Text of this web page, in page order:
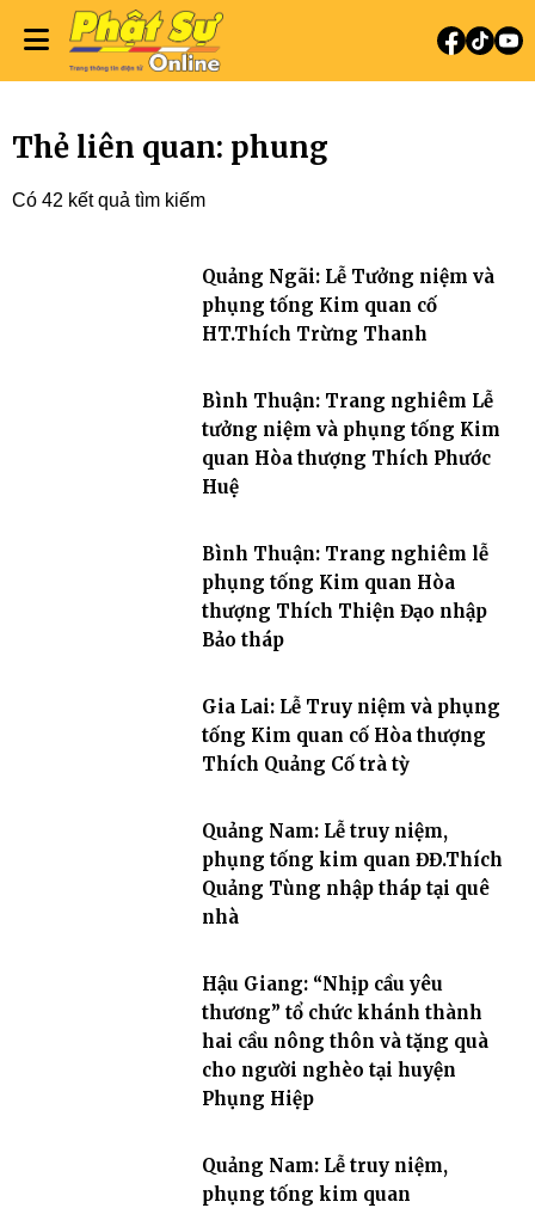
Thẻ liên quan: phung
Có 42 kết quả tìm kiếm
Quảng Ngãi: Lễ Tưởng niệm và
phụng tống Kim quan cố
HT.Thích Trừng Thanh
Bình Thuận: Trang nghiêm Lễ
tưởng niệm và phụng tống Kim
quan Hòa thượng Thích Phước
Huệ
Bình Thuận: Trang nghiêm lễ
phụng tống Kim quan Hòa
thượng Thích Thiện Đạo nhập
Bảo tháp
Gia Lai: Lễ Truy niệm và phụng
tống Kim quan cố Hòa thượng
Thích Quảng Cố trà tỳ
Quảng Nam: Lễ truy niệm,
phụng tống kim quan ĐĐ.Thích
Quảng Tùng nhập tháp tại quê
nhà
Hậu Giang: “Nhịp cầu yêu
thương” tổ chức khánh thành
hai cầu nông thôn và tặng quà
cho người nghèo tại huyện
Phụng Hiệp
Quảng Nam: Lễ truy niệm,
phụng tống kim quan